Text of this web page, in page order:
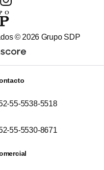
© 2026 Grupo SDP
55-5538-5518
55-5530-8671